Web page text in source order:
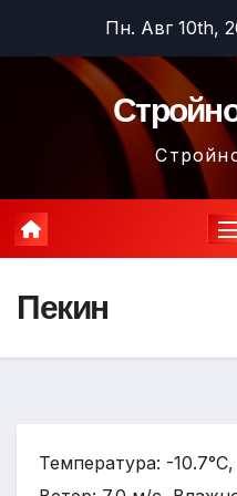
содержимому
Пн. Авг 10th,
Пекин
Температура: -